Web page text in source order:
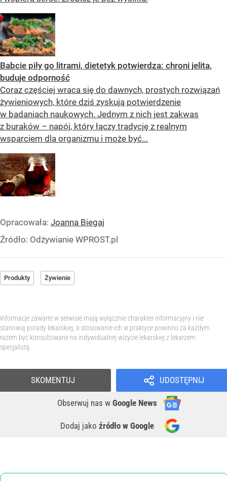
Babcie piły go litrami, dietetyk potwierdza: chroni jelita,
buduje odporność
Coraz częściej wraca się do dawnych, prostych rozwiązań
żywieniowych, które dziś zyskują potwierdzenie
w badaniach naukowych. Jednym z nich jest zakwas
z buraków – napój, który łączy tradycję z realnym
wsparciem dla organizmu i może być...
Opracowała: Joanna Biegaj
Źródło: Odżywianie WPROST.pl
Produkty Żywienie
Informacje zawarte w serwisie mają wyłącznie charakter informacyjny i nie
stanowią porady lekarskiej, a stosowanie ich w praktyce powinno za każdym
razem być konsultowane na indywidualnej wizycie lekarskiej z lekarzem
specjalistą.
UDOSTĘPNIJ
Obserwuj nas w Google News
Dodaj jako źródło w Google
SKOMENTUJ